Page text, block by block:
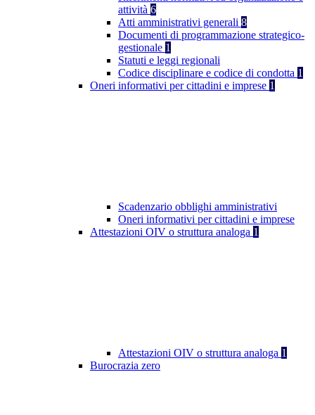
attività 6
Atti amministrativi generali 8
Documenti di programmazione strategico-
gestionale 1
Statuti e leggi regionali
Codice disciplinare e codice di condotta 1
Oneri informativi per cittadini e imprese 1
Scadenzario obblighi amministrativi
Oneri informativi per cittadini e imprese
Attestazioni OIV o struttura analoga 1
Attestazioni OIV o struttura analoga 1
Burocrazia zero